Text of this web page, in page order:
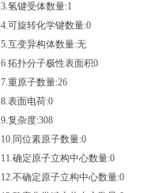
3.氢键受体数量:1
4.可旋转化学键数量:0
5.互变异构体数量:无
6.拓扑分子极性表面积0
7.重原子数量:26
8.表面电荷:0
9.复杂度:308
10.同位素原子数量:0
11.确定原子立构中心数量:0
12.不确定原子立构中心数量:0